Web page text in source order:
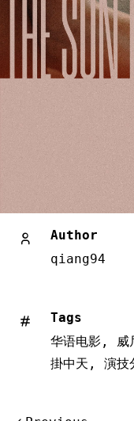
Author
qiang94
Tags
华语电影 , 威
掛中天 , 演技